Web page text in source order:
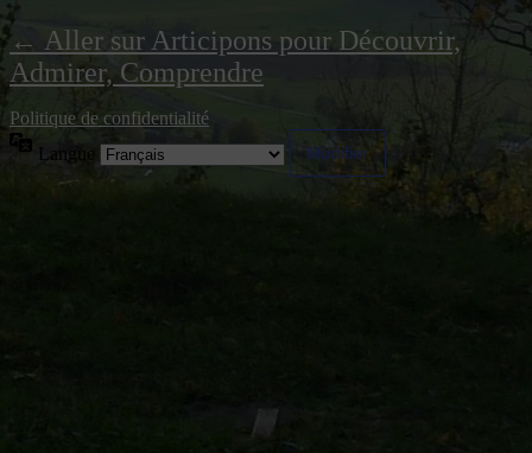
← Aller sur Articipons pour Découvrir,
Admirer, Comprendre
Politique de confidentialité
Langue